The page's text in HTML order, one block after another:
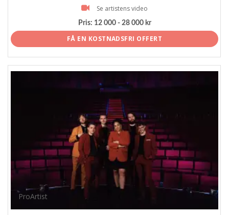
Se artistens video
Pris: 12 000 - 28 000 kr
FÅ EN KOSTNADSFRI OFFERT
ProArtist